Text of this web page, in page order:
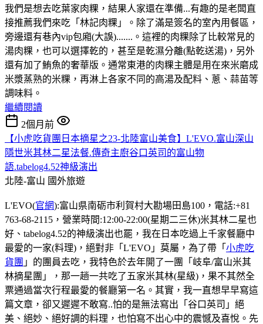
我們是想去吃葉家肉粿，結果人家還在準備...有趣的是老闆直
接推薦我們來吃「林記肉粿」。除了滿是簽名的室內用餐區，
旁邊還有巷內vip包廂(大誤).......。這裡的肉粿除了比較常見的
湯肉粿，也可以選擇乾的，甚至是乾濕分離(點乾送湯)，另外
還有加了鮪魚的奢華版。通常東港的肉粿主體是用在來米磨成
米漿蒸熟的米粿，再淋上各家不同的高湯及配料、蔥、蒜苗等
調味料。
繼續閱讀
2個月前
【小虎吃貨團日本摘星之23-北陸富山美食】L'EVO.富山深山
隱世米其林二星法餐.傳奇主廚谷口英司的富山物
語.tabelog4.52神級演出
北陸-富山 國外旅遊
L'EVO(官網):富山県南砺市利賀村大勘場田島100，電話:+81
763-68-2115，營業時間:12:00-22:00(星期二三休)米其林二星也
好、tabelog4.52的神級演出也罷，我在日本吃過上千家餐廳中
最愛的一家(料理)，絕對非「L'EVO」莫屬，為了帶「 小虎吃
貨團 」的團員去吃，我特色於去年開了一團「岐阜/富山米其
林摘星團」，那一趟一共吃了五家米其林(星級)，果不其然全
票通過當次行程最愛的餐廳第一名。其實，我一直想早早寫這
篇文章，卻又遲遲不敢寫..怕的是無法寫出「谷口英司」絕
美、絕妙、絕好調的料理，也怕寫不出心中的震憾及喜悅。先